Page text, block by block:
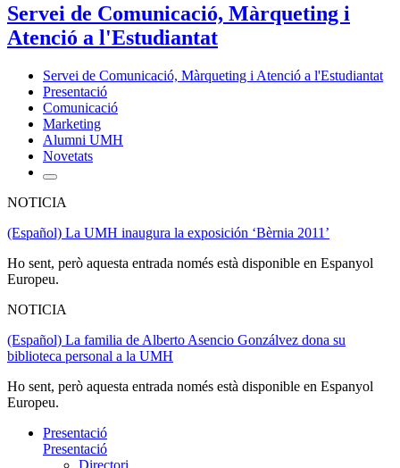
Servei de Comunicació, Màrqueting i
Atenció a l'Estudiantat
Servei de Comunicació, Màrqueting i Atenció a l'Estudiantat
Presentació
Comunicació
Marketing
Alumni UMH
Novetats
NOTICIA
(Español) La UMH inaugura la exposición ‘Bèrnia 2011’
Ho sent, però aquesta entrada només està disponible en Espanyol
Europeu.
NOTICIA
(Español) La familia de Alberto Asencio Gonzálvez dona su
biblioteca personal a la UMH
Ho sent, però aquesta entrada només està disponible en Espanyol
Europeu.
Presentació
Presentació
Directori